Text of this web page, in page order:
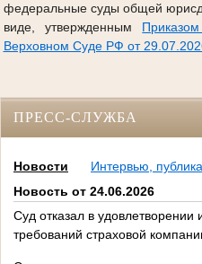
федеральные суды общей
виде, утвержденным
Верховном Суде РФ от
ПРЕСС-СЛУЖБА
Новости
Интервью,
Новость от 24.06.2026
Суд отказал в удовлетворении
требований страховой